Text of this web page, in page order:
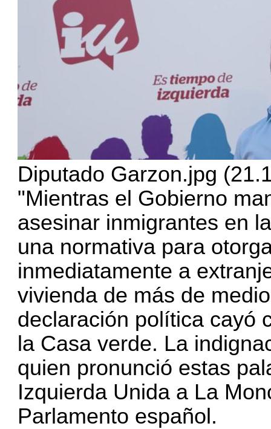
Diputado Garzon.jpg
"Mientras el Gobierno
asesinar inmigrantes en
una normativa para
inmediatamente a
vivienda de más de
declaración política cayó
la Casa verde. La
quien pronunció estas
Izquierda Unida a La
Parlamento español.